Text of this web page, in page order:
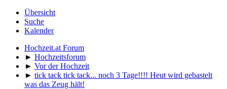
Übersicht
Suche
Kalender
Hochzeit.at Forum
► Hochzeitsforum
► Vor der Hochzeit
► tick tack tick tack... noch 3 Tage!!!! Heut wird gebastelt
was das Zeug hält!